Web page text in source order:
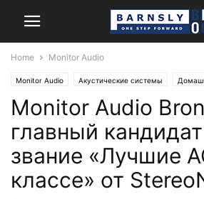
Home Monitor Audio
Monitor Audio Акустические системы
Обзоры и тесты Стерео
Monitor Audio
главный
звание «Лучшие
классе» от